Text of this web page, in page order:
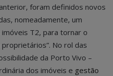
foram definidos novos
nomeadamente, um
imóveis T2, para tornar o
No rol das
da Porto Vivo –
dos imóveis e gestão